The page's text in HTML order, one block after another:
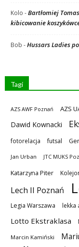
Kolo -Bartłomiej
kibicowanie
Bob -Hussars Ladies
Tagi
AZS AWF Poznań AZS
Dawid Kownacki
fotorelacja futsal
Jan Urban JTC MUKS
Katarzyna Piter
Lech II Poznań
Legia Warszawa lekka
Lotto Ekstraklasa
Marcin Kamiński